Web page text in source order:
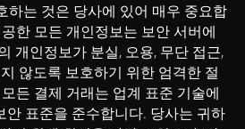
하는 것은 당사에 있어 매우 중요합
한 모든 개인정보는 보안 서버에
개인정보가 분실, 오용, 무단 접근,
않도록 보호하기 위한 엄격한 절
든 결제 거래는 업계 표준 기술에
안 표준을 준수합니다. 당사는 귀하